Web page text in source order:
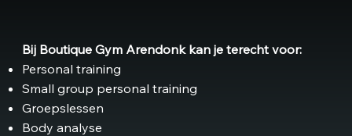
Bij Boutique Gym Arendonk kan je terecht voor:
Personal training
Small group personal training
Groepslessen
Body analyse